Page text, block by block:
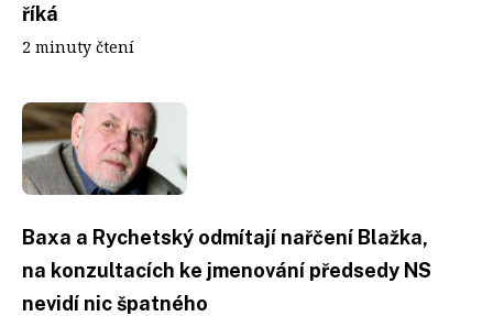
říká
2 minuty čtení
Baxa a Rychetský odmítají nařčení Blažka,
na konzultacích ke jmenování předsedy NS
nevidí nic špatného